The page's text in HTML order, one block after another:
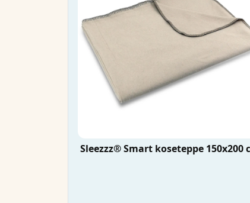
Sleezzz® Smart koseteppe 150x200